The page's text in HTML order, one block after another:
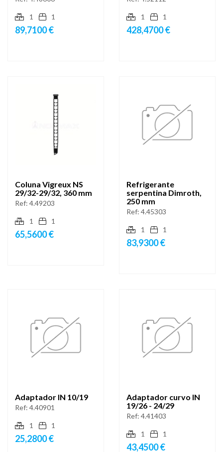
1 1
89,7100 €
1 1
428,4700 €
Coluna Vigreux NS
29/32-29/32, 360 mm
Ref: 4.49203
1 1
65,5600 €
Refrigerante
serpentina Dimroth,
250 mm
Ref: 4.45303
1 1
83,9300 €
Adaptador IN 10/19
Ref: 4.40901
1 1
25,2800 €
Adaptador curvo IN
19/26 - 24/29
Ref: 4.41403
1 1
43,4500 €